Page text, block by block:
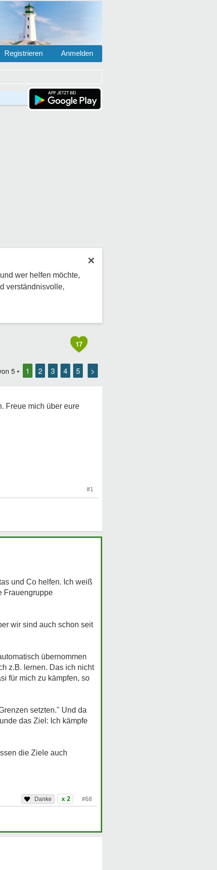
Anmelden
Registrieren
×
wer helfen möchte,
verständnisvolle,
17
5 • 1 2 3 4 5 >
Freue mich über eure
#1
und Co helfen. Ich weiß
Frauengruppe
wir sind auch schon seit
übernommen
z.B. lernen. Das ich nicht
für mich zu kämpfen, so
setzten." Und da
das Ziel: Ich kämpfe
die Ziele auch
x 2 #68